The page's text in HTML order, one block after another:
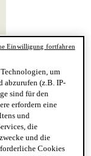
Körper
anzeigen
Wash
um
abzurufen (z.B. IP-
sind für den
erfordern eine
und
die
und die
Cookies
Einwilligung fortfahren